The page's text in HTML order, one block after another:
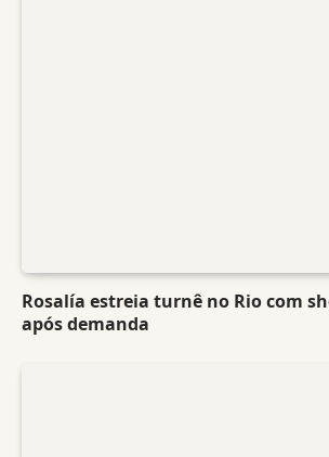
Rosalía estreia turnê no Rio com
após demanda